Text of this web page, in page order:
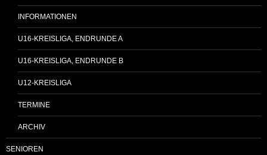
INFORMATIONEN
U16-KREISLIGA, ENDRUNDE A
U16-KREISLIGA, ENDRUNDE B
U12-KREISLIGA
TERMINE
ARCHIV
SENIOREN